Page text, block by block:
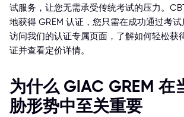
试服务，让您无需承受传统考试的压力。
地获得 GREM 认证，您只需在成功通过考试
访问我们的认证专属页面，了解如何轻松获
证并查看定价详情。
为什么 GIAC GREM 在
胁形势中至关重要